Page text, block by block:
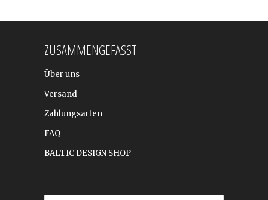
ZUSAMMENGEFASST
Über uns
Versand
Zahlungsarten
FAQ
BALTIC DESIGN SHOP